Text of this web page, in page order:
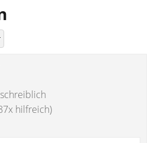
hilfreich)